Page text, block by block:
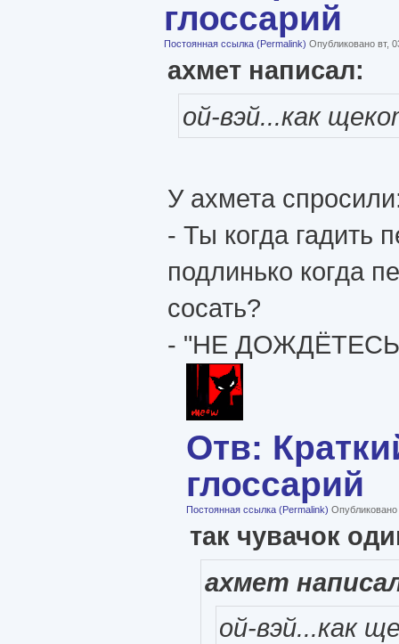
глоссарий
Постоянная ссылка (Permalink) Опубликовано вт,
ахмет написал:
ой-вэй...как
У ахмета
- Ты когда гадить
подлинько когда
сосать?
- "НЕ ДОЖДЁТЕСЬ!"
Отв:
глоссарий
Постоянная ссылка (Permalink)
так чувачок
ахмет
ой-вэй...как